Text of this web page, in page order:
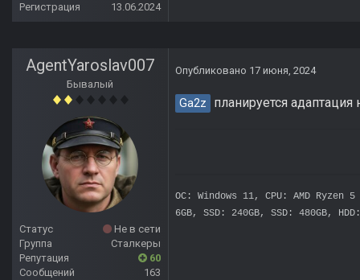
Регистрация
13.06.2024
AgentYaroslav007
Бывалый
Статус
Не в сети
Группа
Сталкеры
Репутация
60
Сообщений
163
Опубликовано 17 июня, 2024
Ga2z планируется
OC: Windows 11, CPU: AMD Ryzen
6GB, SSD: 240GB, SSD: 480GB,